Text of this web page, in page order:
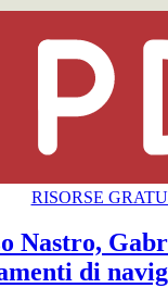
RISORSE
Nastro,
di